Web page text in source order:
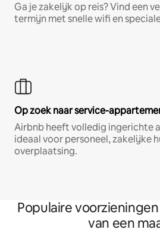
Ga je zakelijk op reis? Vind een
termijn met snelle wifi en
Op zoek naar service-
Airbnb heeft volledig ingerichte
ideaal voor personeel, zakelijke
overplaatsing.
Populaire
van een